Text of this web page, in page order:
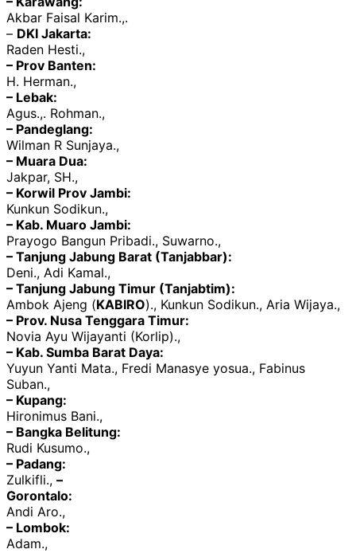
Akbar Faisal Karim.,.
– DKI Jakarta:
Raden Hesti.,
– Prov Banten:
H. Herman.,
– Lebak:
Agus.,. Rohman.,
– Pandeglang:
Wilman R Sunjaya.,
– Muara Dua:
Jakpar, SH.,
– Korwil Prov Jambi:
Kunkun Sodikun.,
– Kab. Muaro Jambi:
Prayogo Bangun Pribadi., Suwarno.,
– Tanjung Jabung Barat (Tanjabbar):
Deni., Adi Kamal.,
– Tanjung Jabung Timur (Tanjabtim):
Ambok Ajeng (KABIRO)., Kunkun Sodikun., Aria Wijaya.,
– Prov. Nusa Tenggara Timur:
Novia Ayu Wijayanti (Korlip).,
– Kab. Sumba Barat Daya:
Yuyun Yanti Mata., Fredi Manasye yosua., Fabinus
Suban.,
– Kupang:
Hironimus Bani.,
– Bangka Belitung:
Rudi Kusumo.,
– Padang:
Zulkifli., –
Gorontalo:
Andi Aro.,
– Lombok:
Adam.,